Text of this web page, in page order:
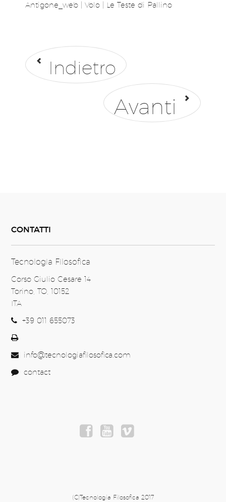
Antigone_web | Volo | Le Teste di Pallino
Indietro
Avanti
CONTATTI
Tecnologia Filosofica
Corso Giulio Cesare 14
Torino, TO, 10152
ITA
+39 011 655073
info@tecnologiafilosofica.com
contact
(C)Tecnologia Filosofica 2017